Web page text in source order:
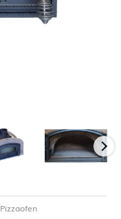
Pizzaofen